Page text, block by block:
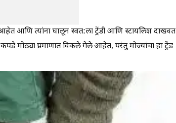
आणि त्यांना घालून स्वत:ला ट्रेंडी आणि स्टायलिश दाखवत
मोठ्या प्रमाणात विकले गेले आहेत, परंतु मोज्यांचा हा ट्रेंड